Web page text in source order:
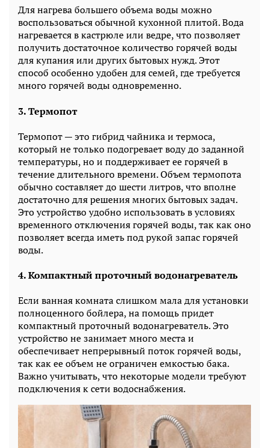
Для нагрева большего объема воды можно
воспользоваться обычной кухонной плитой. Вода
нагревается в кастрюле или ведре, что позволяет
получить достаточное количество горячей воды
для купания или других бытовых нужд. Этот
способ особенно удобен для семей, где требуется
много горячей воды одновременно.
3. Термопот
Термопот — это гибрид чайника и термоса,
который не только подогревает воду до заданной
температуры, но и поддерживает ее горячей в
течение длительного времени. Объем термопота
обычно составляет до шести литров, что вполне
достаточно для решения многих бытовых задач.
Это устройство удобно использовать в условиях
временного отключения горячей воды, так как оно
позволяет всегда иметь под рукой запас горячей
воды.
4. Компактный проточный водонагреватель
Если ванная комната слишком мала для установки
полноценного бойлера, на помощь придет
компактный проточный водонагреватель. Это
устройство не занимает много места и
обеспечивает непрерывный поток горячей воды,
так как ее объем не ограничен емкостью бака.
Важно учитывать, что некоторые модели требуют
подключения к сети водоснабжения.